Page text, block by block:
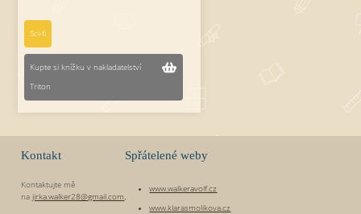
Sci-fi
Kupte si knížku v nakladatelství
Triton
Kontakt
Kontaktujte mě
na jirka.walker28@gmail.com
Spřátelené weby
www.walkeravolf.cz
www.klarasmolikova.cz